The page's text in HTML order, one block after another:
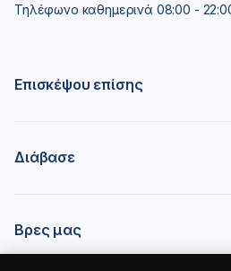
Τηλέφωνο καθημερινά 08:00 -
Επισκέψου επίσης
Διάβασε
Βρες μας